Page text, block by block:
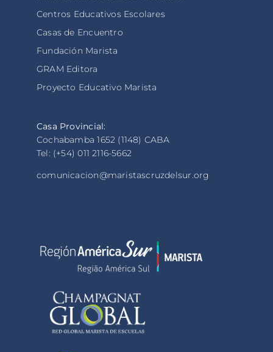
Centros Educativos Escolares
Casas de Encuentro
Fundación Marista
GRAM Editora
Proyecto Educativo Marista
Casa Provincial:
Cochabamba 1652 (1148) CABA
Tel: (+54) 011 2116-5662
comunicacion@maristascruzdelsur.org